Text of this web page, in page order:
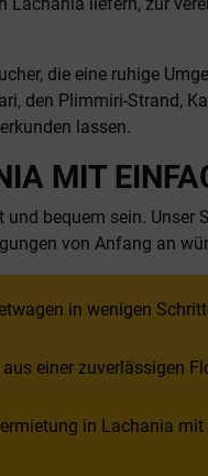
die eine ruhige
den Plimmiri-Strand,
lassen.
MIT
bequem sein.
von Anfang an
in wenigen
einer zuverlässigen
in Lachania